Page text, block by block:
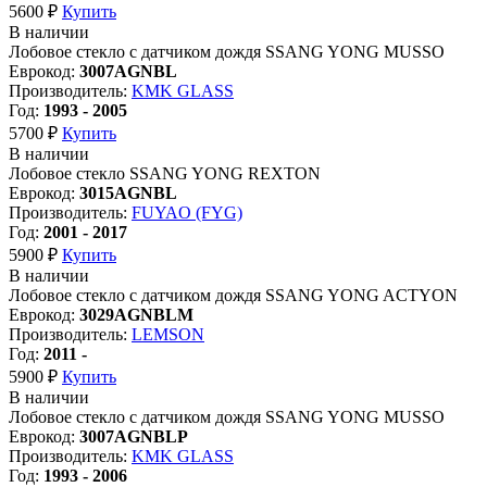
5600 ₽ Купить
В наличии
Лобовое стекло с датчиком дождя SSANG YONG MUSSO
Еврокод: 3007AGNBL
Производитель: KMK GLASS
Год: 1993 - 2005
5700 ₽ Купить
В наличии
Лобовое стекло SSANG YONG REXTON
Еврокод: 3015AGNBL
Производитель: FUYAO (FYG)
Год: 2001 - 2017
5900 ₽ Купить
В наличии
Лобовое стекло с датчиком дождя SSANG YONG ACTYON
Еврокод: 3029AGNBLM
Производитель: LEMSON
Год: 2011 -
5900 ₽ Купить
В наличии
Лобовое стекло с датчиком дождя SSANG YONG MUSSO
Еврокод: 3007AGNBLP
Производитель: KMK GLASS
Год: 1993 - 2006